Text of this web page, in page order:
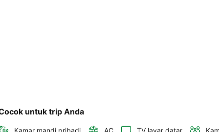
untuk trip Anda